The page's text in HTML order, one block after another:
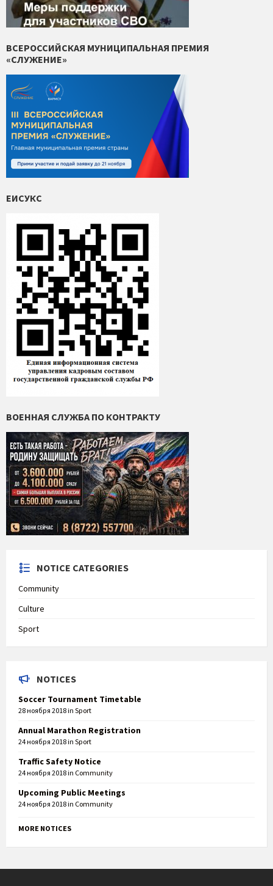
ВСЕРОССИЙСКАЯ МУНИЦИПАЛЬНАЯ ПРЕМИЯ
«СЛУЖЕНИЕ»
ЕИСУКС
ВОЕННАЯ СЛУЖБА ПО КОНТРАКТУ
NOTICE CATEGORIES
Community
Culture
Sport
NOTICES
Soccer Tournament Timetable
28 ноября 2018in Sport
Annual Marathon Registration
24 ноября 2018in Sport
Traffic Safety Notice
24 ноября 2018in Community
Upcoming Public Meetings
24 ноября 2018in Community
MORE NOTICES